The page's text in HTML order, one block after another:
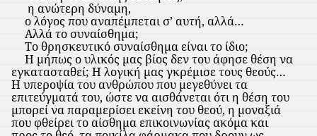
η ανώτερη δύναμη,
ο λόγος που αναπέμπεται σ’ αυτή, αλλά…
Αλλά το συναίσθημα;
Το θρησκευτικό συναίσθημα είναι το ίδιο;
Η μήπως ο υλικός μας βίος δεν του άφησε θέση να
εγκατασταθεί; Η λογική μας γκρέμισε τους θεούς…
Η υπεροψία του ανθρώπου που μεγεθύνει τα
επιτεύγματά του, ώστε να αισθάνεται ότι η θέση του
μπορεί να παραμερίσει εκείνη του θεού, η μοναξιά
που φθείρει το αίσθημα επικοινωνίας ακόμα και